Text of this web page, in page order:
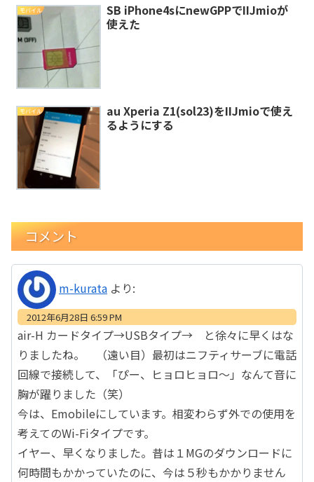
モバイル
SB iPhone4sにnewGPPでIIJmioが
使えた
モバイル
au Xperia Z1(sol23)をIIJmioで使え
るようにする
コメント
m-kurata より:
2012年6月28日 6:59 PM
air-H カードタイプ→USBタイプ→ と徐々に早くはな
りましたね。 （遠い目）最初はニフティサーブに電話
回線で接続して、「ぴー、ヒョロヒョロ～」なんて音に
胸が躍りました（笑）
今は、Emobileにしています。相変わらず外での使用を
考えてのWi-Fiタイプです。
イヤー、早くなりました。昔は１MGのダウンロードに
何時間もかかっていたのに、今は５秒もかかりません